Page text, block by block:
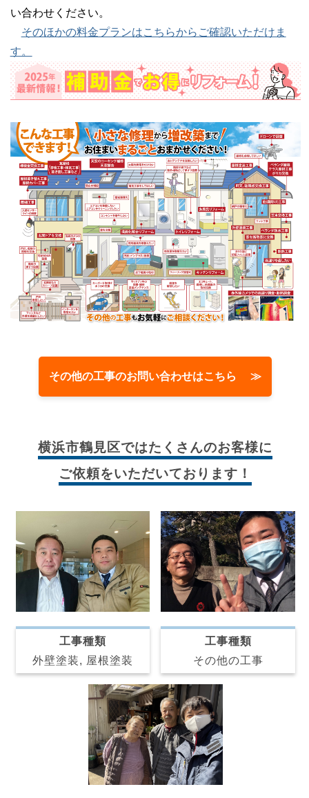
い合わせください。
そのほかの料金プランはこちらからご確認いただけま
す。
その他の工事のお問い合わせはこちら ≫
横浜市鶴見区ではたくさんのお客様に
ご依頼をいただいております！
工事種類
外壁塗装, 屋根塗装
工事種類
その他の工事